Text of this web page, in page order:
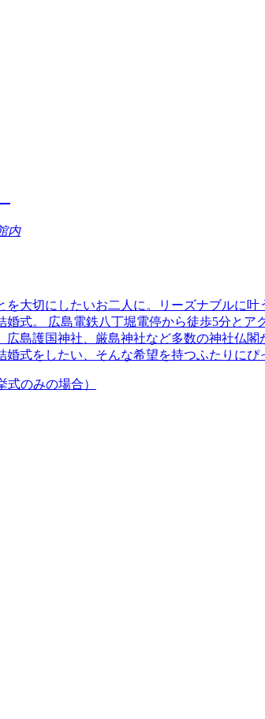
内
大切にしたいお二人に。リーズナブルに
式。 広島電鉄八丁堀電停から徒歩5分と
島護国神社、厳島神社など多数の神社仏
式をしたい、そんな希望を持つふたりにぴ
式のみの場合）